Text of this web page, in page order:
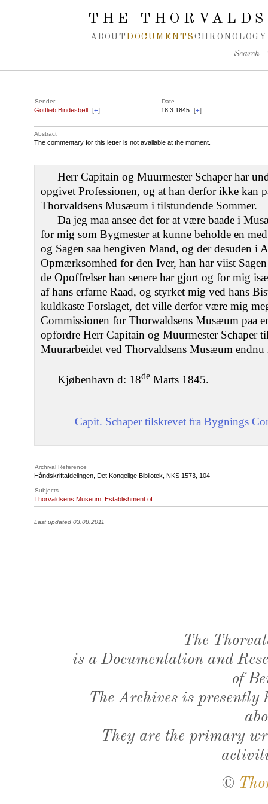
Spring navigation over
THE
ABOUT DOCUMENTS CHRONOLOGY
Search
Sender Date
Gottlieb Bindesbøll [+] 18.3.1845 [+]
Abstract
The commentary for this letter is not available at the moment.
Herr Capitain og Muurmester Schaper har
opgivet Professionen, og at han derfor ikke kan
Thorvaldsens Musæum i tilstundende Sommer.
Da jeg maa ansee det for at være baade i
for mig som Bygmester at kunne beholde en
og Sagen saa hengiven Mand, og der desuden i
Opmærksomhed for den Iver, han har viist
de Opoffrelser han senere har gjort og for mig
af hans erfarne Raad, og styrket mig ved hans
kuldkaste Forslaget, det ville derfor være mig
Commissionen for Thorwaldsens Musæum paa
opfordre Herr Capitain og Muurmester Schaper
Muurarbeidet ved Thorvaldsens Musæum endnu
Kjøbenhavn d: 18de Marts 1845.
Capit. Schaper tilskrevet fra Bygnings
Archival Reference
Håndskriftafdelingen, Det Kongelige Bibliotek, NKS 1573 , 104
Subjects
Thorvaldsens Museum, Establishment of
Last updated 03.08.2011
The
is a Documentation and
of
The Archives is presently
They are the primary
©